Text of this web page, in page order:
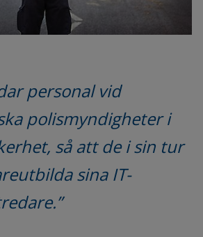
personal vid
polismyndigheter i
så att de i sin tur
sina IT-